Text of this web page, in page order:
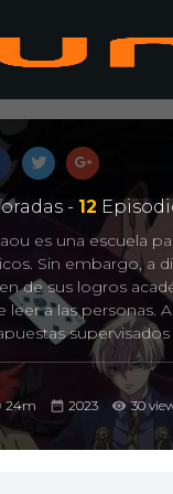
- 12
es una escuela
Sin embargo, a
de sus logros
leer a las
más.
una “mascota
a sus
Yumeko
rápidamente en
24m 2023 30